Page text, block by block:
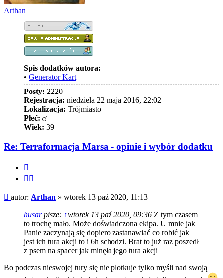
Arthan
Spis dodatków autora:
• Generator Kart
Posty: 2220
Rejestracja: niedziela 22 maja 2016, 22:02
Lokalizacja: Trójmiasto
Płeć:
Wiek: 39
Re: Terraformacja Marsa - opinie i wybór dodatku
Post
autor: Arthan » wtorek 13 paź 2020, 11:13
husarpisze: ↑wtorek 13 paź 2020, 09:36 Z tym czasem
to trochę mało. Może doświadczona ekipa. U mnie jak
Panie zaczynają się dopiero zastanawiać co robić jak
jest ich tura akcji to i 6h schodzi. Brat to już raz poszedł
z psem na spacer jak minęła jego tura akcji
Bo podczas nieswojej tury się nie plotkuje tylko myśli nad swoją